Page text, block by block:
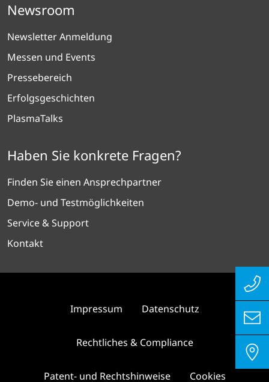
Newsroom
Newsletter Anmeldung
Messen und Events
Pressebereich
Erfolgsgeschichten
PlasmaTalks
Haben Sie konkrete Fragen?
Finden Sie einen Ansprechpartner
Demo- und Testmöglichkeiten
Service & Support
Kontakt
Impressum Datenschutz
Rechtliches & Compliance
Patent- und Rechtshinweise Cookies